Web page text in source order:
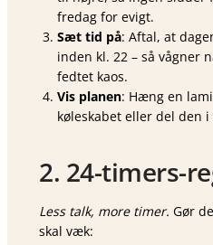
fredag for evigt.
Sæt tid på: Aftal, at
inden kl. 22 – så vågner
fedtet kaos.
Vis planen: Hæng en
køleskabet eller del den
2. 24-timers-
Less talk, more timer. Gør
skal væk: